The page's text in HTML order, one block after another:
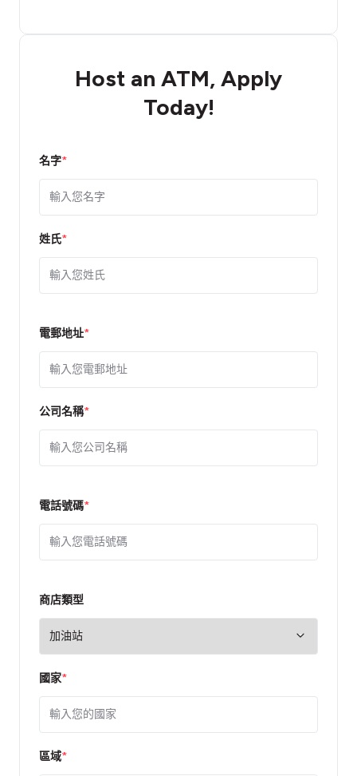
Host an ATM, Apply
Today!
名字*
姓氏*
電郵地址*
公司名稱*
電話號碼*
商店類型
國家*
區域*